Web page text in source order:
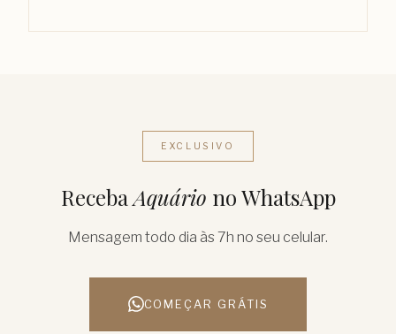
EXCLUSIVO
RecebaAquário no WhatsApp
Mensagem todo dia às 7h no seu celular.
COMEÇAR GRÁTIS